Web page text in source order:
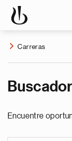
Carreras
Encuentre